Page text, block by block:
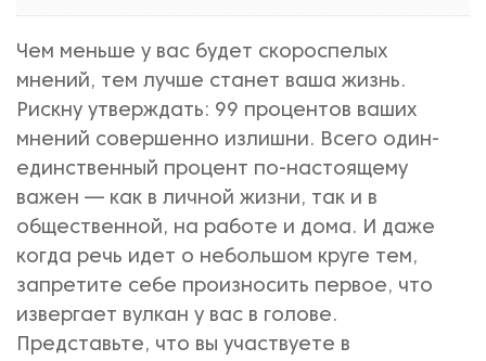
Чем меньше у вас будет скороспелых
мнений, тем лучше станет ваша жизнь.
Рискну утверждать: 99 процентов ваших
мнений совершенно излишни. Всего один-
единственный процент по-настоящему
важен — как в личной жизни, так и в
общественной, на работе и дома. И даже
когда речь идет о небольшом круге тем,
запретите себе произносить первое, что
извергает вулкан у вас в голове.
Представьте, что вы участвуете в